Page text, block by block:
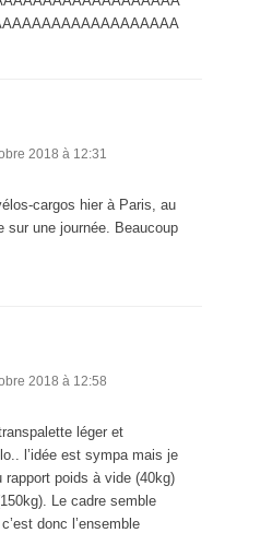
2018 à 12:31
cargos hier à Paris, au
sur une journée. Beaucoup
2018 à 12:58
léger et
l’idée est sympa mais je
rapport poids à vide (40kg)
Le cadre semble
donc l’ensemble